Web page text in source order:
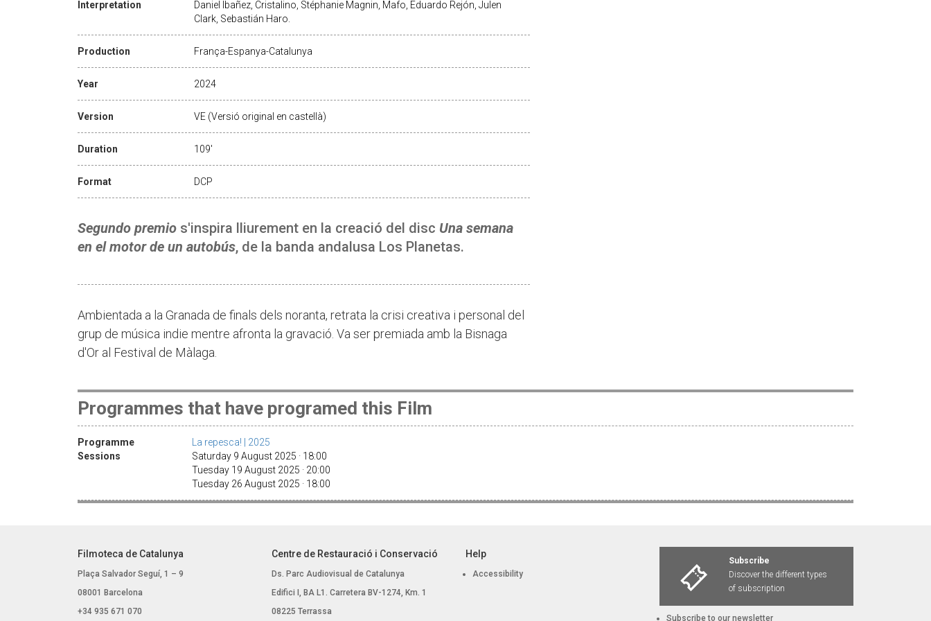
Interpretation
Daniel Ibañez, Cristalino, Stéphanie Magnin, Mafo, Eduardo Rejón, Julen
Clark, Sebastián Haro.
Production França-Espanya-Catalunya
Year 2024
Version VE (Versió original en castellà)
Duration 109'
Format DCP
Segundo premio s'inspira lliurement en la creació del disc Una semana
en el motor de un autobús, de la banda andalusa Los Planetas.
Ambientada a la Granada de finals dels noranta, retrata la crisi creativa i personal del
grup de música indie mentre afronta la gravació. Va ser premiada amb la Bisnaga
d'Or al Festival de Màlaga.
Programmes that have programed this Film
Programme
La repesca! | 2025
Sessions
Saturday 9 August 2025 · 18:00
Tuesday 19 August 2025 · 20:00
Tuesday 26 August 2025 · 18:00
Filmoteca de Catalunya
Plaça Salvador Seguí, 1 – 9
08001 Barcelona
+34 935 671 070
Centre de Restauració i Conservació
Ds. Parc Audiovisual de Catalunya
Edifici I, BA L1. Carretera BV-1274, Km. 1
08225 Terrassa
Help
Accessibility
Subscribe
Discover the different types
of subscription
Subscribe to our newsletter